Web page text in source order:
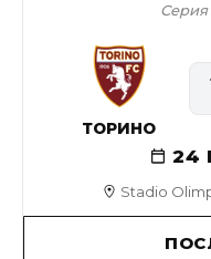
Stadio
Серия
24
ТОРИНО